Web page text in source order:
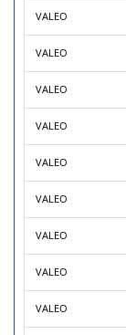
VALEO
VALEO
VALEO
VALEO
VALEO
VALEO
VALEO
VALEO
VALEO